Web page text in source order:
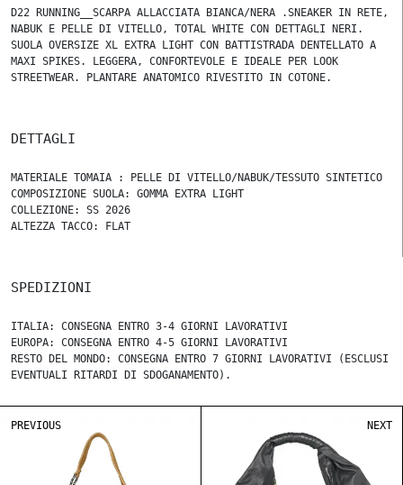
D22 RUNNING__SCARPA ALLACCIATA BIANCA/NERA .SNEAKER IN RETE,
NABUK E PELLE DI VITELLO, TOTAL WHITE CON DETTAGLI NERI.
SUOLA OVERSIZE XL EXTRA LIGHT CON BATTISTRADA DENTELLATO A
MAXI SPIKES. LEGGERA, CONFORTEVOLE E IDEALE PER LOOK
STREETWEAR. PLANTARE ANATOMICO RIVESTITO IN COTONE.
DETTAGLI
MATERIALE TOMAIA : PELLE DI VITELLO/NABUK/TESSUTO SINTETICO
COMPOSIZIONE SUOLA: GOMMA EXTRA LIGHT
COLLEZIONE: SS 2026
ALTEZZA TACCO: FLAT
SPEDIZIONI
ITALIA: CONSEGNA ENTRO 3-4 GIORNI LAVORATIVI
EUROPA: CONSEGNA ENTRO 4-5 GIORNI LAVORATIVI
RESTO DEL MONDO: CONSEGNA ENTRO 7 GIORNI LAVORATIVI (ESCLUSI
EVENTUALI RITARDI DI SDOGANAMENTO).
PREVIOUS NEXT